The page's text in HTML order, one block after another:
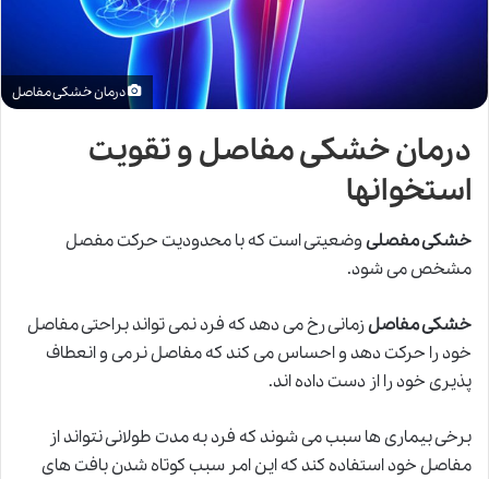
درمان خشکی مفاصل
درمان خشکی مفاصل و تقویت
استخوانها
خشکی مفصلیوضعیتی است که با محدودیت حرکت مفصل
مشخص می شود.
خشکی مفاصلزمانی رخ می دهد که فرد نمی تواند براحتی مفاصل
خود را حرکت دهد و احساس می کند که مفاصل نرمی و انعطاف
پذیری خود را از دست داده اند.
برخی بیماری ها سبب می شوند که فرد به مدت طولانی نتواند از
مفاصل خود استفاده کند که این امر سبب کوتاه شدن بافت های